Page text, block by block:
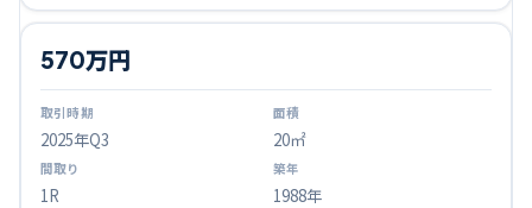
2025年Q3
570万円
20㎡
1R 1988年